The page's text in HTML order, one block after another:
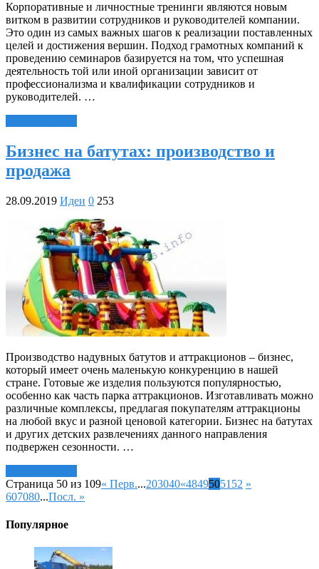
Корпоративные и личностные тренинги являются новым
витком в развитии сотрудников и руководителей компании.
Это один из самых важных шагов к реализации поставленных
целей и достижения вершин. Подход грамотных компаний к
проведению семинаров базируется на том, что успешная
деятельность той или иной организации зависит от
профессионализма и квалификации сотрудников и
руководителей. …
Бизнес на батутах: производство и
продажа
28.09.2019 Идеи 0 253
Производство надувных батутов и аттракционов – бизнес,
который имеет очень маленькую конкуренцию в нашей
стране. Готовые же изделия пользуются популярностью,
особенно как часть парка аттракционов. Изготавливать можно
различные комплексы, предлагая покупателям аттракционы
на любой вкус и разной ценовой категории. Бизнес на батутах
и других детских развлечениях данного направления
подвержен сезонности. …
Страница 50 из 109« Перв....203040«48495051 52 »
607080...Посл. »
Популярное